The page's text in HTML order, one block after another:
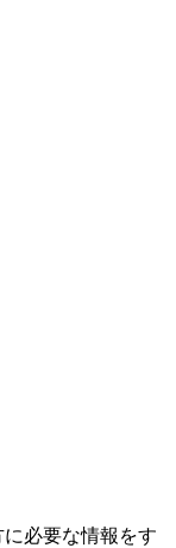
必要な情報をす